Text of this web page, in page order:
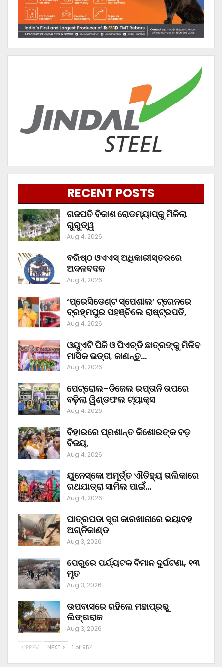
RECENT POSTS
ଗଜପତି ବିକାଶ ରୋଡମ୍ୟାପ୍‌କୁ ମିଳିଲା
ଗୁରୁତ୍ୱ
Aug 4, 2026
ବରିଷ୍ଠ ଓଏଏସ୍‌ ଅଧିକାରୀସ୍ତରରେ
ଅଦଳବଦଳ
Aug 4, 2026
‘ପ୍ରେସିଡେଣ୍ଟ ସ୍ପେଶାଲ’ ଟ୍ରେନରେ
ବ୍ରହ୍ମପୁର ପହଞ୍ଚିଲେ ରାଷ୍ଟ୍ରପତି,
Aug 4, 2026
ଓୟୁଏଟି ପିଜି ଓ ପିଏଚ୍‌ଡି ଛାତ୍ରଙ୍କୁ ମିଳିବ
ମାସିକ ଭତ୍ତା, ଜାଣନ୍ତୁ…
Aug 4, 2026
ପେଟ୍ରୋଲ-ଡିଜେଲ ରପ୍ତାନି ଉପରେ
ବଢ଼ିଲା ୱିଣ୍ଡଫଲ ଟ୍ୟାକ୍ସ
Aug 4, 2026
ବିହାରରେ ପ୍ରଶାନ୍ତ କିଶୋରଙ୍କ ବଡ଼
ବିଜୟ,
Aug 4, 2026
ୟୁନେସ୍କୋ ଅମୂର୍ତ୍ତ ଐତିହ୍ୟ ତାଲିକାରେ
ରଥଯାତ୍ରା ସାମିଲ ପାଇଁ…
Aug 4, 2026
ପାତ୍ରପଡା ସୂତା କାରଖାନାରେ ଭୟାବହ
ଅଗ୍ନିକାଣ୍ଡ
Aug 3, 2026
ପେରୁରେ ପର୍ଯ୍ୟଟକ ବିମାନ ଦୁର୍ଘଟଣା, ୧୩
ମୃତ
Aug 3, 2026
ଉପବାସରେ ରହିଲେ ମହାପ୍ରଭୁ
ଲିଙ୍ଗରାଜ
Aug 3, 2026
PREV NEXT 1 of 954